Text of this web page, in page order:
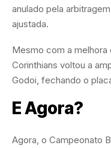
anulado pela
ajustada.
Mesmo com a
Corinthians voltou a
Godoi, fechando o
E Agora?
Agora, o Campeonato